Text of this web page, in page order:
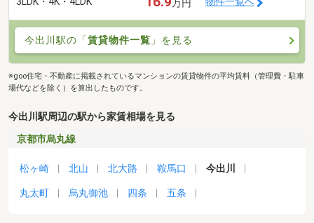
万円
今出川駅の「賃貸物件一覧 」を見る
※goo住宅・不動産に掲載されているマンションの賃貸物件の平均賃料（管理費・駐車
場代などを除く）を算出したものです。
今出川駅周辺の駅から家賃相場を見る
京都市烏丸線
松ヶ崎 北山 北大路 鞍馬口 今出川
丸太町 烏丸御池 四条 五条